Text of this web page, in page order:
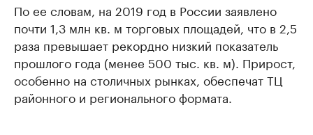
По ее словам, на 2019 год в России заявлено
почти 1,3 млн кв. м торговых площадей, что в 2,5
раза превышает рекордно низкий показатель
прошлого года (менее 500 тыс. кв. м). Прирост,
особенно на столичных рынках, обеспечат ТЦ
районного и регионального формата.